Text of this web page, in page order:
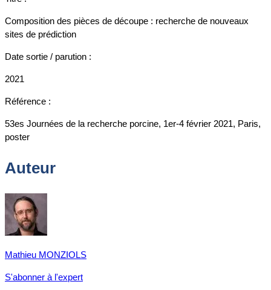
Composition des pièces de découpe : recherche de nouveaux
sites de prédiction
Date sortie / parution :
2021
Référence :
53es Journées de la recherche porcine, 1er-4 février 2021, Paris,
poster
Auteur
Mathieu MONZIOLS
S'abonner à l'expert